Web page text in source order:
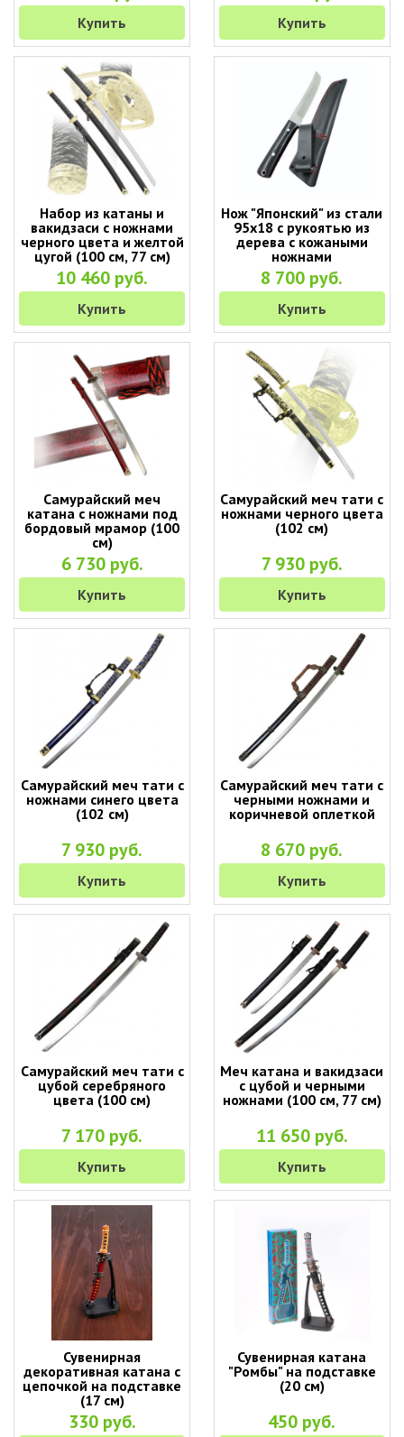
Купить Купить
Набор из катаны и
вакидзаси с ножнами
черного цвета и желтой
цугой (100 см, 77 см)
10 460 руб.
Купить
Нож "Японский" из стали
95х18 с рукоятью из
дерева с кожаными
ножнами
8 700 руб.
Купить
Самурайский меч
катана с ножнами под
бордовый мрамор (100
см)
6 730 руб.
Купить
Самурайский меч тати с
ножнами черного цвета
(102 см)
7 930 руб.
Купить
Самурайский меч тати с
ножнами синего цвета
(102 см)
7 930 руб.
Купить
Самурайский меч тати с
черными ножнами и
коричневой оплеткой
8 670 руб.
Купить
Самурайский меч тати с
цубой серебряного
цвета (100 см)
7 170 руб.
Купить
Меч катана и вакидзаси
с цубой и черными
ножнами (100 см, 77 см)
11 650 руб.
Купить
Сувенирная
декоративная катана с
цепочкой на подставке
(17 см)
330 руб.
Сувенирная катана
"Ромбы" на подставке
(20 см)
450 руб.